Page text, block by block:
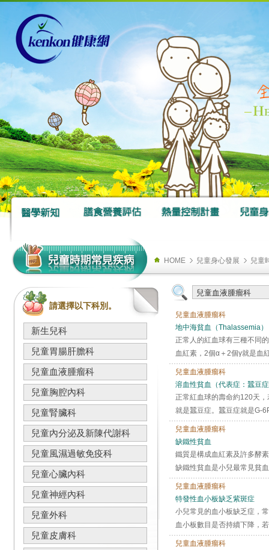
HOME 兒童身心發展 兒童
請選擇以下科別。
新生兒科
兒童胃腸肝膽科
兒童血液腫瘤科
兒童胸腔內科
兒童腎臟科
兒童內分泌及新陳代謝科
兒童風濕過敏免疫科
兒童心臟內科
兒童神經內科
兒童外科
兒童皮膚科
兒童血液腫瘤科
地中海貧血（Thalassemia
正常人的紅血球有三種不同
血紅素，2個α＋2個γ就是血
兒童血液腫瘤科
溶血性貧血（代表症：蠶豆
正常紅血球的壽命約120天
就是蠶豆症。蠶豆症就是G-
兒童血液腫瘤科
缺鐵性貧血
鐵質是構成血紅素及許多酵
缺鐵性貧血是小兒最常見貧
兒童血液腫瘤科
特發性血小板缺乏紫斑症
小兒常見的血小板缺乏症，
血小板數目是否持續下降，
兒童血液腫瘤科